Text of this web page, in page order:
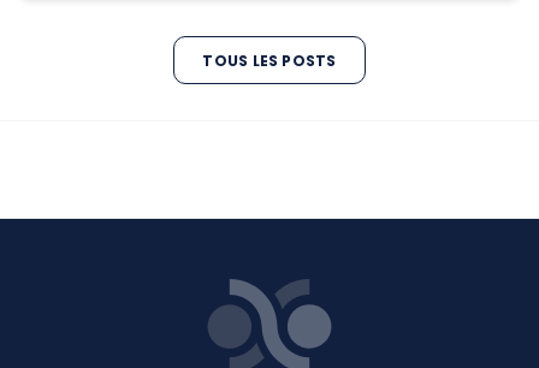
TOUS LES POSTS